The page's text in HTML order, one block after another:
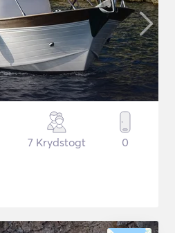
7 Krydstogt 0